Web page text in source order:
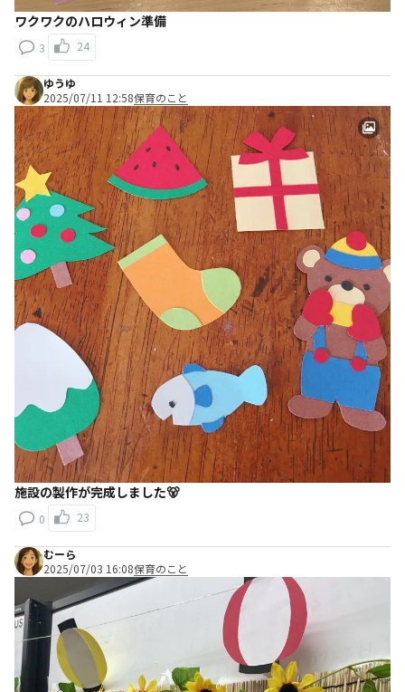
ワクワクのハロウィン準備
3 24
ゆうゆ
2025/07/11 12:58保育のこと
施設の製作が完成しました🐻
0 23
むーら
2025/07/03 16:08保育のこと